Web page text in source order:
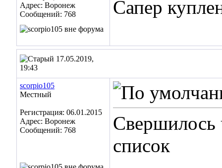
Адрес: Воронеж
Сообщений: 768
Сапер
17.05.2019,
19:43
scorpio105
Местный
Регистрация: 06.01.2015
Адрес: Воронеж
Сообщений: 768
Свершилось
список